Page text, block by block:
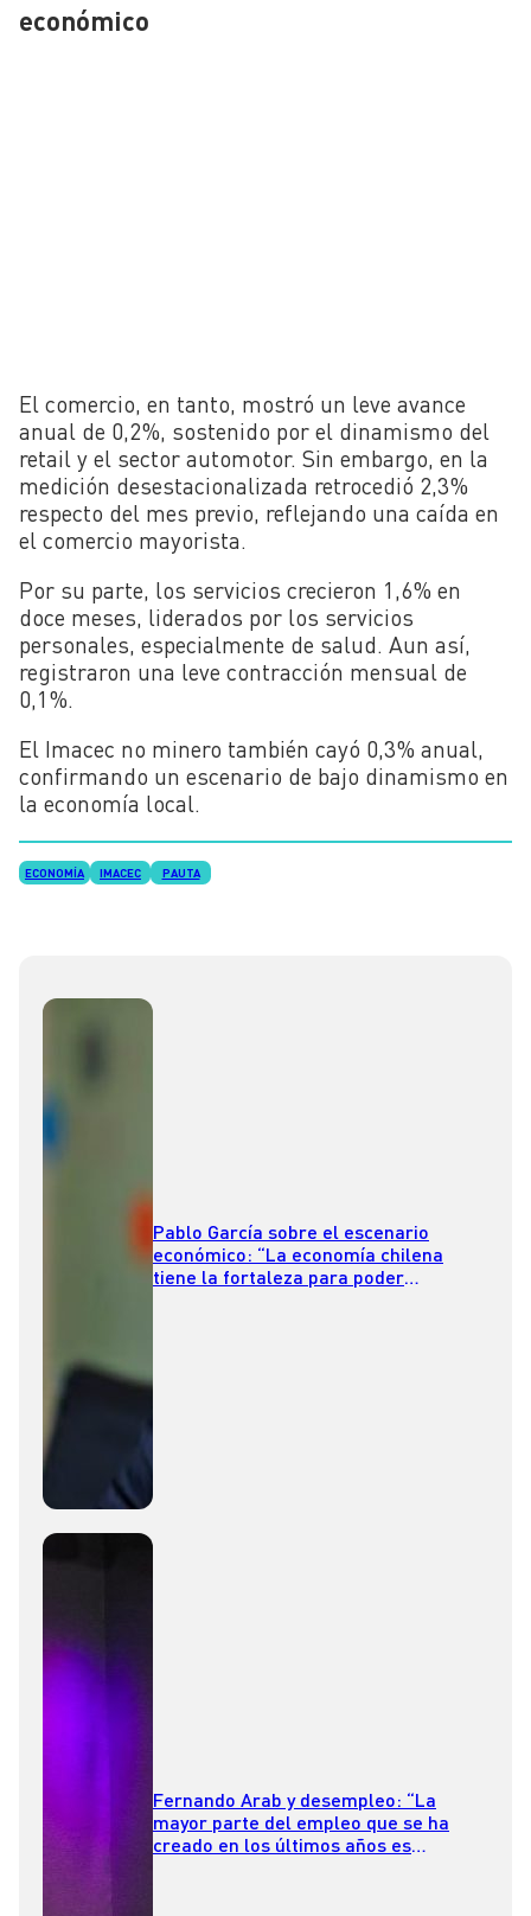
económico
El comercio, en tanto, mostró un leve avance
anual de 0,2%, sostenido por el dinamismo del
retail y el sector automotor. Sin embargo, en la
medición desestacionalizada retrocedió 2,3%
respecto del mes previo, reflejando una caída en
el comercio mayorista.
Por su parte, los servicios crecieron 1,6% en
doce meses, liderados por los servicios
personales, especialmente de salud. Aun así,
registraron una leve contracción mensual de
0,1%.
El Imacec no minero también cayó 0,3% anual,
confirmando un escenario de bajo dinamismo en
la economía local.
ECONOMÍA IMACEC PAUTA
Pablo García sobre el escenario
económico: “La economía chilena
tiene la fortaleza para poder
Fernando Arab y desempleo: “La
mayor parte del empleo que se ha
creado en los últimos años es